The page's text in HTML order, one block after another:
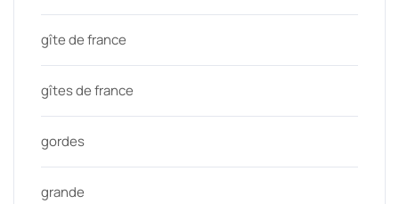
gîte de france
gîtes de france
gordes
grande